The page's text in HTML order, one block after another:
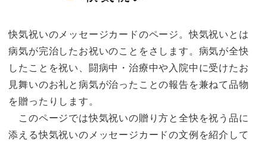
快気祝いのメッセージカードのページ。快気祝いとは
病気が完治したお祝いのことをさします。病気が全快
したことを祝い、闘病中・治療中や入院中に受けたお
見舞いのお礼と病気が治ったことの報告を兼ねて品物
を贈ったりします。
このページでは快気祝いの贈り方と全快を祝う品に
添える快気祝いのメッセージカードの文例を紹介して